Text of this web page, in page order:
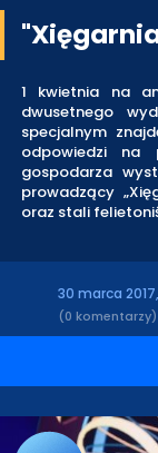
1 kwietnia na
dwusetnego
specjalnym
odpowiedzi na
gospodarza
prowadzący
oraz stali
30 marca
(0 komentarzy)